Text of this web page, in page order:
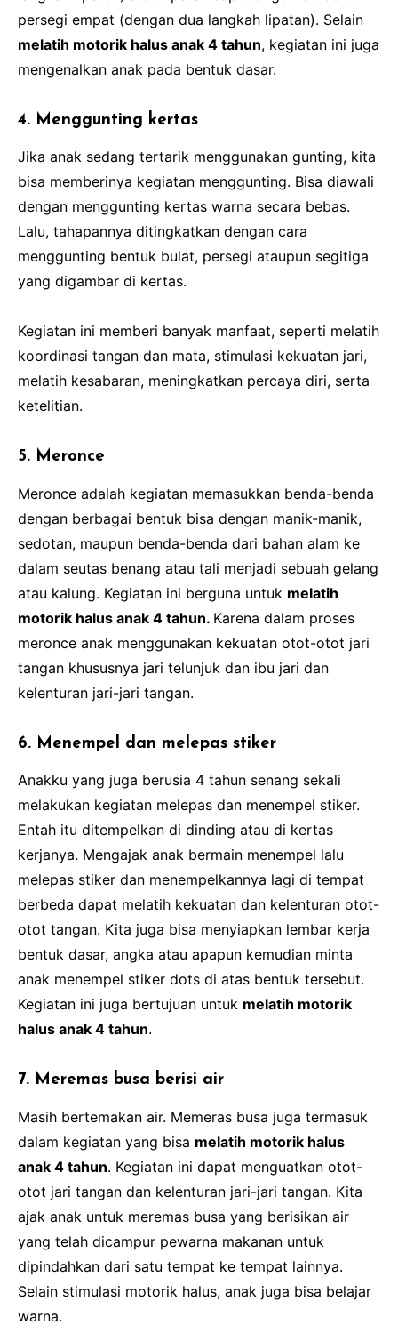
persegi empat (dengan dua langkah lipatan). Selain
melatih motorik halus anak 4 tahun, kegiatan ini juga
mengenalkan anak pada bentuk dasar.
4. Menggunting kertas
Jika anak sedang tertarik menggunakan gunting, kita
bisa memberinya kegiatan menggunting. Bisa diawali
dengan menggunting kertas warna secara bebas.
Lalu, tahapannya ditingkatkan dengan cara
menggunting bentuk bulat, persegi ataupun segitiga
yang digambar di kertas.
Kegiatan ini memberi banyak manfaat, seperti melatih
koordinasi tangan dan mata, stimulasi kekuatan jari,
melatih kesabaran, meningkatkan percaya diri, serta
ketelitian.
5. Meronce
Meronce adalah kegiatan memasukkan benda-benda
dengan berbagai bentuk bisa dengan manik-manik,
sedotan, maupun benda-benda dari bahan alam ke
dalam seutas benang atau tali menjadi sebuah gelang
atau kalung. Kegiatan ini berguna untuk melatih
motorik halus anak 4 tahun. Karena dalam proses
meronce anak menggunakan kekuatan otot-otot jari
tangan khususnya jari telunjuk dan ibu jari dan
kelenturan jari-jari tangan.
6. Menempel dan melepas stiker
Anakku yang juga berusia 4 tahun senang sekali
melakukan kegiatan melepas dan menempel stiker.
Entah itu ditempelkan di dinding atau di kertas
kerjanya. Mengajak anak bermain menempel lalu
melepas stiker dan menempelkannya lagi di tempat
berbeda dapat melatih kekuatan dan kelenturan otot-
otot tangan. Kita juga bisa menyiapkan lembar kerja
bentuk dasar, angka atau apapun kemudian minta
anak menempel stiker dots di atas bentuk tersebut.
Kegiatan ini juga bertujuan untuk melatih motorik
halus anak 4 tahun.
7. Meremas busa berisi air
Masih bertemakan air. Memeras busa juga termasuk
dalam kegiatan yang bisa melatih motorik halus
anak 4 tahun. Kegiatan ini dapat menguatkan otot-
otot jari tangan dan kelenturan jari-jari tangan. Kita
ajak anak untuk meremas busa yang berisikan air
yang telah dicampur pewarna makanan untuk
dipindahkan dari satu tempat ke tempat lainnya.
Selain stimulasi motorik halus, anak juga bisa belajar
warna.